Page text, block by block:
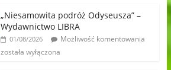
„Niesamowita podróż Odyseusza” –
Wydawnictwo LIBRA
01/08/2026
Możliwość komentowania
została wyłączona